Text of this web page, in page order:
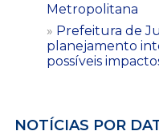
Metropolitana
Prefeitura de
planejamento
possíveis
NOTÍCIAS POR